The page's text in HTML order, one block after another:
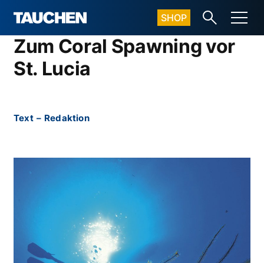
SHOP
Zum Coral Spawning vor
St. Lucia
Text – Redaktion